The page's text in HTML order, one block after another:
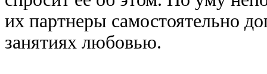
их партнеры самостоятельно
занятиях любовью.